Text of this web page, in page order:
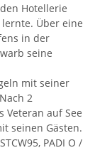
Hotellerie
Über eine
in der
seine
mit seiner
2
auf See
seinen Gästen.
PADI O /